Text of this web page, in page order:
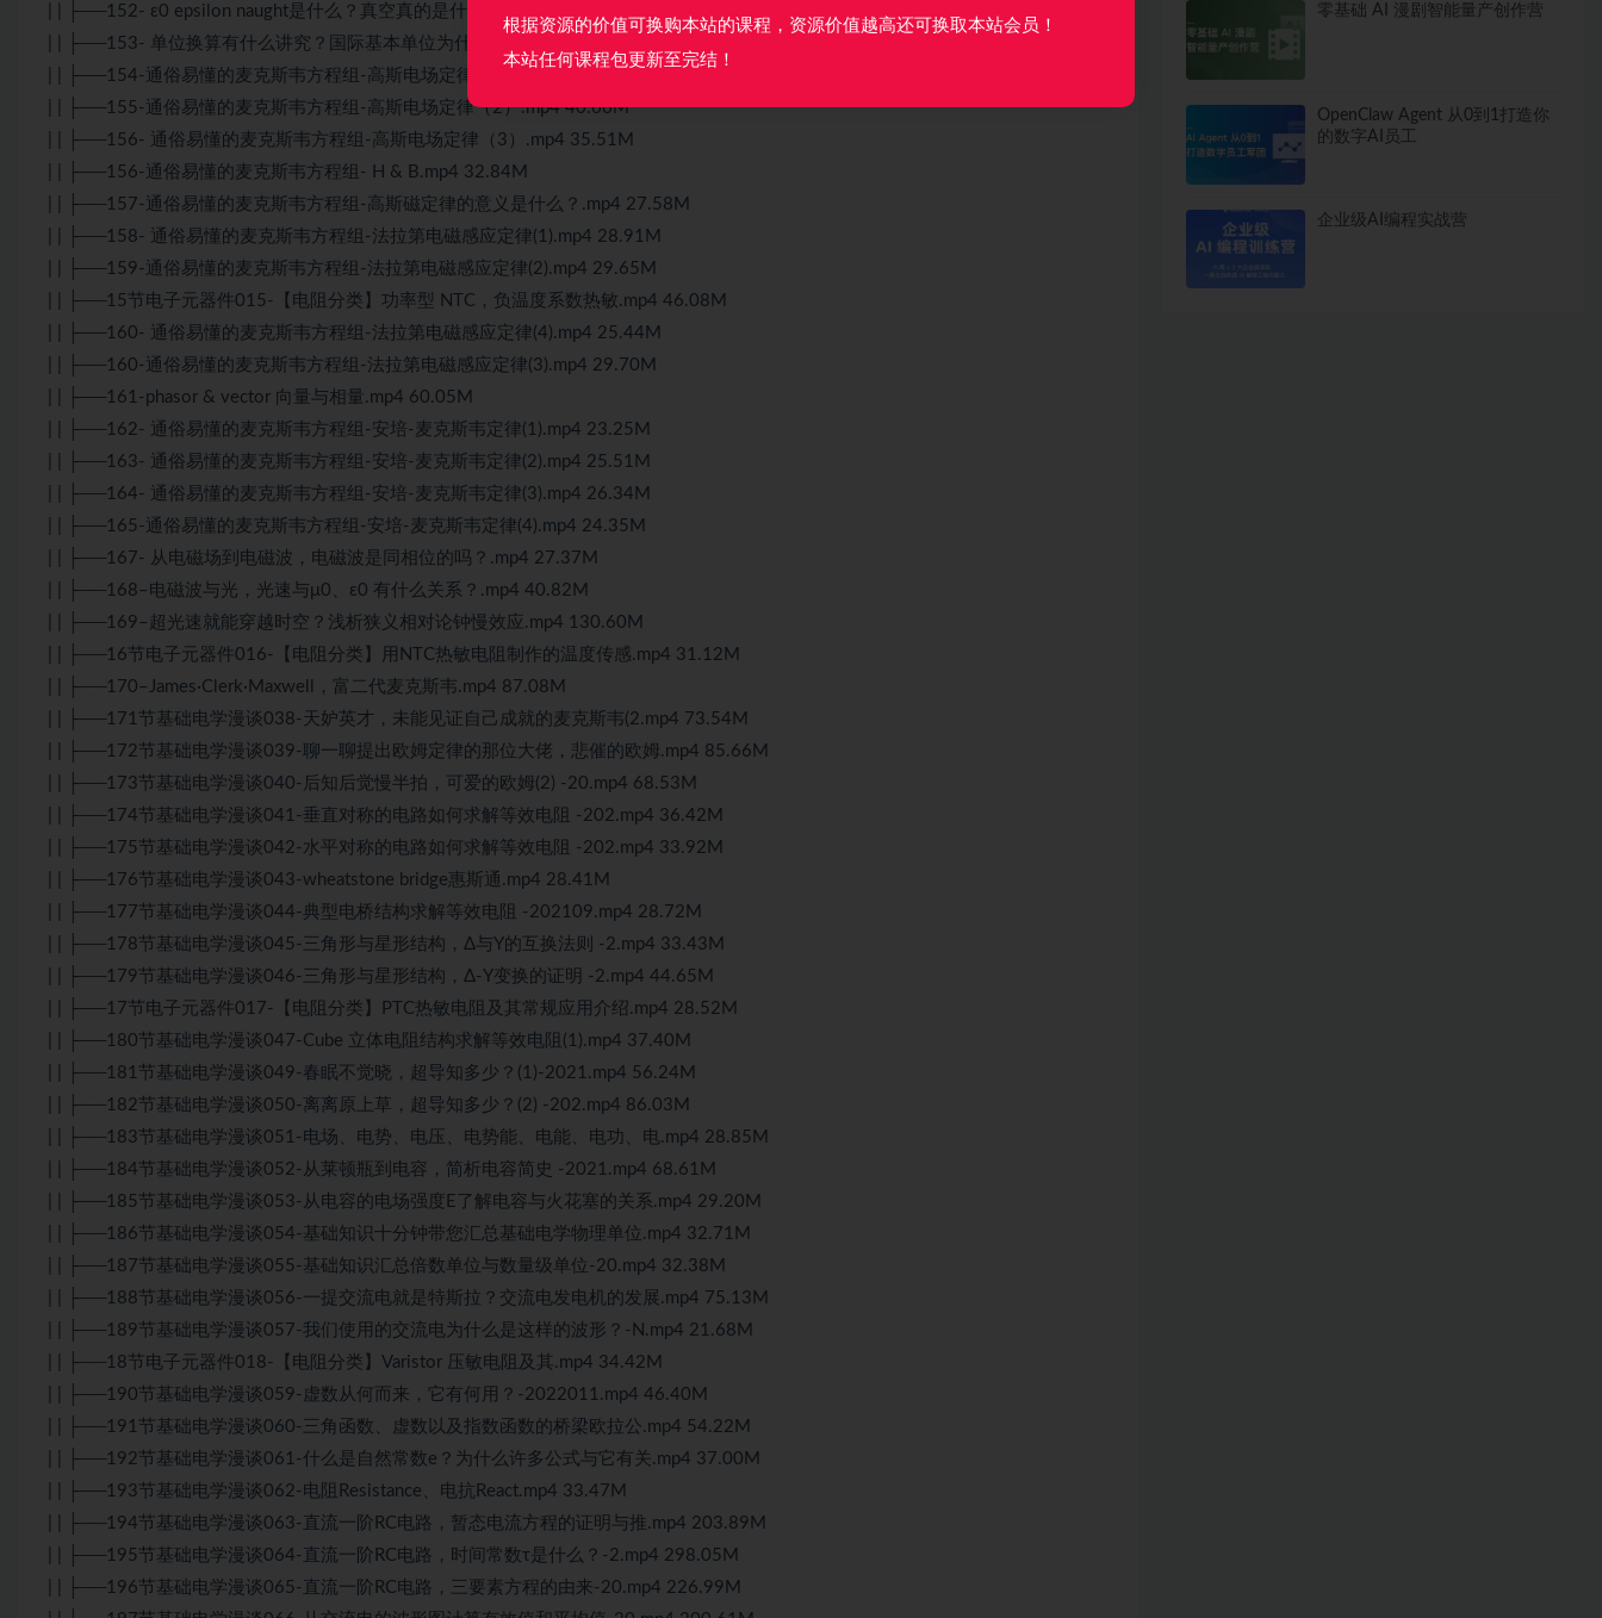
| | ├──152- ε0 epsilon naught是什么？真空真的是什.mp4 38.90M
| | ├──153- 单位换算有什么讲究？国际基本单位为什么就7个？.mp4 32.25M
| | ├──154-通俗易懂的麦克斯韦方程组-高斯电场定律（1）.mp4 40.47M
| | ├──155-通俗易懂的麦克斯韦方程组-高斯电场定律（2）.mp4 40.66M
| | ├──156- 通俗易懂的麦克斯韦方程组-高斯电场定律（3）.mp4 35.51M
| | ├──156-通俗易懂的麦克斯韦方程组- H & B.mp4 32.84M
| | ├──157-通俗易懂的麦克斯韦方程组-高斯磁定律的意义是什么？.mp4 27.58M
| | ├──158- 通俗易懂的麦克斯韦方程组-法拉第电磁感应定律(1).mp4 28.91M
| | ├──159-通俗易懂的麦克斯韦方程组-法拉第电磁感应定律(2).mp4 29.65M
| | ├──15节电子元器件015-【电阻分类】功率型 NTC，负温度系数热敏.mp4 46.08M
| | ├──160- 通俗易懂的麦克斯韦方程组-法拉第电磁感应定律(4).mp4 25.44M
| | ├──160-通俗易懂的麦克斯韦方程组-法拉第电磁感应定律(3).mp4 29.70M
| | ├──161-phasor & vector 向量与相量.mp4 60.05M
| | ├──162- 通俗易懂的麦克斯韦方程组-安培-麦克斯韦定律(1).mp4 23.25M
| | ├──163- 通俗易懂的麦克斯韦方程组-安培-麦克斯韦定律(2).mp4 25.51M
| | ├──164- 通俗易懂的麦克斯韦方程组-安培-麦克斯韦定律(3).mp4 26.34M
| | ├──165-通俗易懂的麦克斯韦方程组-安培-麦克斯韦定律(4).mp4 24.35M
| | ├──167- 从电磁场到电磁波，电磁波是同相位的吗？.mp4 27.37M
| | ├──168–电磁波与光，光速与μ0、ε0 有什么关系？.mp4 40.82M
| | ├──169–超光速就能穿越时空？浅析狭义相对论钟慢效应.mp4 130.60M
| | ├──16节电子元器件016-【电阻分类】用NTC热敏电阻制作的温度传感.mp4 31.12M
| | ├──170–James·Clerk·Maxwell，富二代麦克斯韦.mp4 87.08M
| | ├──171节基础电学漫谈038-天妒英才，未能见证自己成就的麦克斯韦(2.mp4 73.54M
| | ├──172节基础电学漫谈039-聊一聊提出欧姆定律的那位大佬，悲催的欧姆.mp4 85.66M
| | ├──173节基础电学漫谈040-后知后觉慢半拍，可爱的欧姆(2) -20.mp4 68.53M
| | ├──174节基础电学漫谈041-垂直对称的电路如何求解等效电阻 -202.mp4 36.42M
| | ├──175节基础电学漫谈042-水平对称的电路如何求解等效电阻 -202.mp4 33.92M
| | ├──176节基础电学漫谈043-wheatstone bridge惠斯通.mp4 28.41M
| | ├──177节基础电学漫谈044-典型电桥结构求解等效电阻 -202109.mp4 28.72M
| | ├──178节基础电学漫谈045-三角形与星形结构，Δ与Y的互换法则 -2.mp4 33.43M
| | ├──179节基础电学漫谈046-三角形与星形结构，Δ-Y变换的证明 -2.mp4 44.65M
| | ├──17节电子元器件017-【电阻分类】PTC热敏电阻及其常规应用介绍.mp4 28.52M
| | ├──180节基础电学漫谈047-Cube 立体电阻结构求解等效电阻(1).mp4 37.40M
| | ├──181节基础电学漫谈049-春眠不觉晓，超导知多少？(1)-2021.mp4 56.24M
| | ├──182节基础电学漫谈050-离离原上草，超导知多少？(2) -202.mp4 86.03M
| | ├──183节基础电学漫谈051-电场、电势、电压、电势能、电能、电功、电.mp4 28.85M
| | ├──184节基础电学漫谈052-从莱顿瓶到电容，简析电容简史 -2021.mp4 68.61M
| | ├──185节基础电学漫谈053-从电容的电场强度E了解电容与火花塞的关系.mp4 29.20M
| | ├──186节基础电学漫谈054-基础知识十分钟带您汇总基础电学物理单位.mp4 32.71M
| | ├──187节基础电学漫谈055-基础知识汇总倍数单位与数量级单位-20.mp4 32.38M
| | ├──188节基础电学漫谈056-一提交流电就是特斯拉？交流电发电机的发展.mp4 75.13M
| | ├──189节基础电学漫谈057-我们使用的交流电为什么是这样的波形？-N.mp4 21.68M
| | ├──18节电子元器件018-【电阻分类】Varistor 压敏电阻及其.mp4 34.42M
| | ├──190节基础电学漫谈059-虚数从何而来，它有何用？-2022011.mp4 46.40M
| | ├──191节基础电学漫谈060-三角函数、虚数以及指数函数的桥梁欧拉公.mp4 54.22M
| | ├──192节基础电学漫谈061-什么是自然常数e？为什么许多公式与它有关.mp4 37.00M
| | ├──193节基础电学漫谈062-电阻Resistance、电抗React.mp4 33.47M
| | ├──194节基础电学漫谈063-直流一阶RC电路，暂态电流方程的证明与推.mp4 203.89M
| | ├──195节基础电学漫谈064-直流一阶RC电路，时间常数τ是什么？-2.mp4 298.05M
| | ├──196节基础电学漫谈065-直流一阶RC电路，三要素方程的由来-20.mp4 226.99M
零基础 AI 漫剧智能量产创作营
OpenClaw Agent 从0到1打造你
的数字AI员工
企业级AI编程实战营
根据资源的价值可换购本站的课程，资源价值越高还可换取本站会员！
本站任何课程包更新至完结！